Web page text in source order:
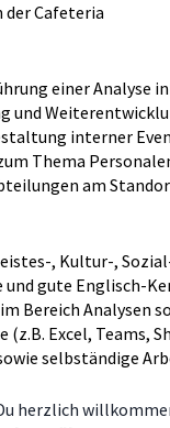
Cafeteria
einer Analyse
und
interner
Thema
am
, Kultur-,
gute Englisch-
Bereich Analysen
(z.B. Excel, Teams,
selbständige
herzlich